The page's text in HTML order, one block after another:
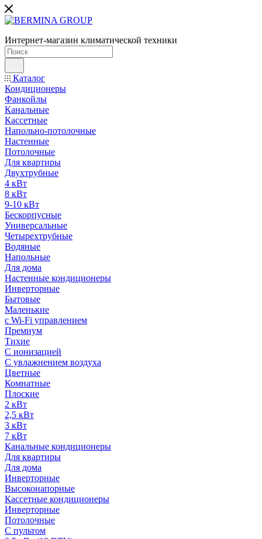
Интернет-магазин климатической техники
Каталог
Кондиционеры
Фанкойлы
Канальные
Кассетные
Напольно-потолочные
Настенные
Потолочные
Для квартиры
Двухтрубные
4 кВт
8 кВт
9-10 кВт
Бескорпусные
Универсальные
Четырехтрубные
Водяные
Напольные
Для дома
Настенные кондиционеры
Инверторные
Бытовые
Маленькие
с Wi-Fi управлением
Премиум
Тихие
С ионизацией
С увлажнением воздуха
Цветные
Комнатные
Плоские
2 кВт
2,5 кВт
3 кВт
7 кВт
Канальные кондиционеры
Для квартиры
Для дома
Инверторные
Высоконапорные
Кассетные кондиционеры
Инверторные
Потолочные
С пультом